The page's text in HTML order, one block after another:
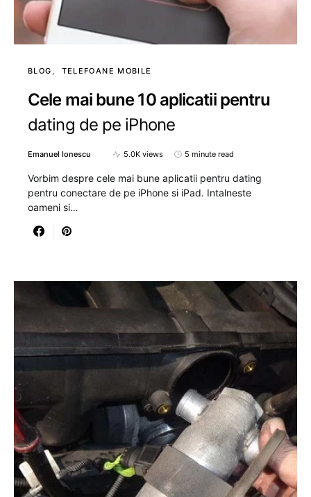
BLOG TELEFOANE MOBILE
Cele mai bune 10 aplicatii pentru
dating de pe iPhone
Emanuel Ionescu 5.0K views 5 minute read
Vorbim despre cele mai bune aplicatii pentru dating
pentru conectare de pe iPhone si iPad. Intalneste
oameni si…